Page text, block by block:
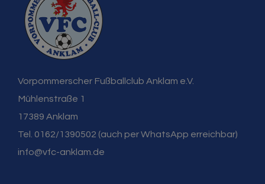
Vorpommerscher Fußballclub Anklam e.V.
Mühlenstraße 1
17389 Anklam
Tel. 0162/1390502 (auch per WhatsApp erreichbar)
info@vfc-anklam.de